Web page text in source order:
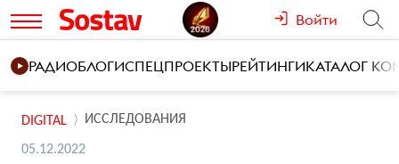
Войти
РАДИОБЛОГИСПЕЦПРОЕКТЫРЕЙТИНГИКАТАЛОГ
DIGITAL ИССЛЕДОВАНИЯ
05.12.2022